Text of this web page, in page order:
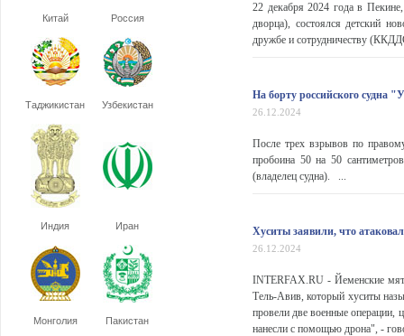
Китай Россия
Таджикистан Узбекистан
Индия Иран
Монголия Пакистан
22 декабря 2024 года в
дворца), состоялся детский
дружбе и сотрудничеству
На борту российского судна
26.12.2024
После трех взрывов по
пробоина 50 на 50
(владелец судна). ...
Хуситы заявили, что
26.12.2024
INTERFAX.RU - Йеменские
Тель-Авив, который хуситы
провели две военные операции,
нанесли с помощью дрона", -